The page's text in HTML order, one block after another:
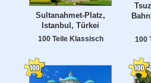
Sultanahmet-Platz,
Istanbul, Türkei
100 Teile Klassisch 100